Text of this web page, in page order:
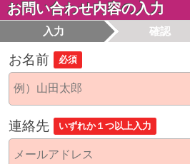
お問い合わせ内容の入力
入力 確認
お名前 必須
連絡先 いずれか１つ以上入力